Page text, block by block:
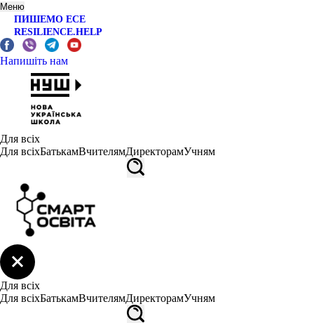
Меню
ПИШЕМО ЕСЕ
RESILIENCE.HELP
Напишіть нам
Для всіх
Для всіхБатькамВчителямДиректорамУчням
Для всіх
Для всіхБатькамВчителямДиректорамУчням